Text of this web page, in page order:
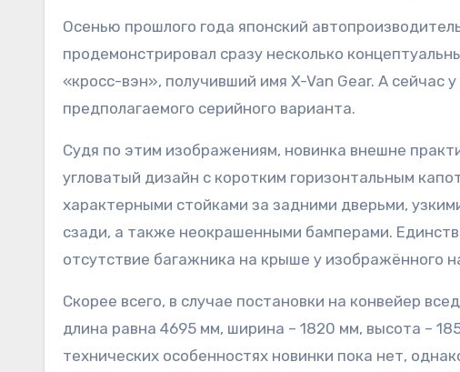
Осенью прошлого года японский
продемонстрировал сразу несколько
«кросс-вэн», получивший имя X-Van Gear. А
предполагаемого серийного варианта.
Судя по этим изображениям, новинка внешне
угловатый дизайн с коротким горизонтальным
характерными стойками за задними дверьми,
сзади, а также неокрашенными бамперами.
отсутствие багажника на крыше у изображённого
Скорее всего, в случае постановки на конвейер
длина равна 4695 мм, ширина – 1820 мм, высота –
технических особенностях новинки пока нет,